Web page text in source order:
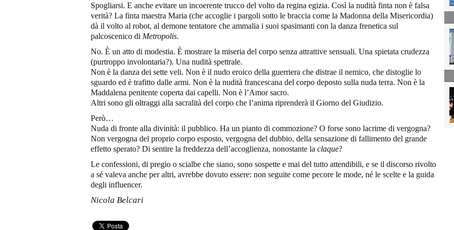
Spogliarsi. E anche evitare un incoerente trucco del volto da regina egizia. Così la nudità finta non è falsa
verità? La finta maestra Maria (che accoglie i pargoli sotto le braccia come la Madonna della Misericordia)
dà il volto al robot, al demone tentatore che ammalia i suoi spasimanti con la danza frenetica sul
palcoscenico di Metropolis.
No. È un atto di modestia. È mostrare la miseria del corpo senza attrattive sensuali. Una spietata crudezza
(purtroppo involontaria?). Una nudità spettrale.
Non è la danza dei sette veli. Non è il nudo eroico della guerriera che distrae il nemico, che distoglie lo
sguardo ed è trafitto dalle armi. Non è la nudità francescana del corpo deposto sulla nuda terra. Non è la
Maddalena penitente coperta dai capelli. Non è l’Amor sacro.
Altri sono gli oltraggi alla sacralità del corpo che l’anima riprenderà il Giorno del Giudizio.
Però…
Nuda di fronte alla divinità: il pubblico. Ha un pianto di commozione? O forse sono lacrime di vergogna?
Non vergogna del proprio corpo esposto, vergogna del dubbio, della sensazione di fallimento del grande
effetto sperato? Di sentire la freddezza dell’accoglienza, nonostante la claque?
Le confessioni, di pregio o scialbe che siano, sono sospette e mai del tutto attendibili, e se il discorso rivolto
a sé valeva anche per altri, avrebbe dovuto essere: non seguite come pecore le mode, né le scelte e la guida
degli influencer.
Nicola Belcari